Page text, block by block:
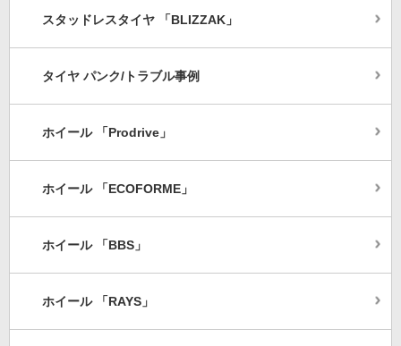
スタッドレスタイヤ 「BLIZZAK」
タイヤ パンク/トラブル事例
ホイール 「Prodrive」
ホイール 「ECOFORME」
ホイール 「BBS」
ホイール 「RAYS」